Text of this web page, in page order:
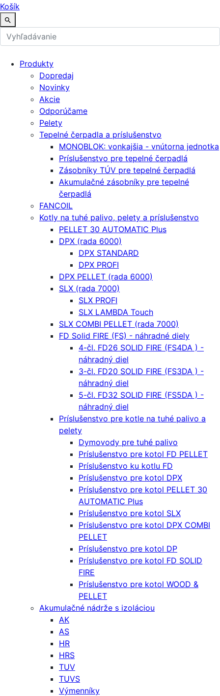
Košík
Produkty
Dopredaj
Novinky
Akcie
Odporúčame
Pelety
Tepelné čerpadla a príslušenstvo
MONOBLOK: vonkajšia - vnútorna jednotka
Príslušenstvo pre tepelné čerpadlá
Zásobníky TÚV pre tepelné čerpadlá
Akumulačné zásobníky pre tepelné
čerpadlá
FANCOIL
Kotly na tuhé palivo, pelety a príslušenstvo
PELLET 30 AUTOMATIC Plus
DPX (rada 6000)
DPX STANDARD
DPX PROFI
DPX PELLET (rada 6000)
SLX (rada 7000)
SLX PROFI
SLX LAMBDA Touch
SLX COMBI PELLET (rada 7000)
FD Solid FIRE (FS) - náhradné diely
4-čl. FD26 SOLID FIRE (FS4DA ) -
náhradný diel
3-čl. FD20 SOLID FIRE (FS3DA ) -
náhradný diel
5-čl. FD32 SOLID FIRE (FS5DA ) -
náhradný diel
Príslušenstvo pre kotle na tuhé palivo a
pelety
Dymovody pre tuhé palivo
Príslušenstvo pre kotol FD PELLET
Príslušenstvo ku kotlu FD
Príslušenstvo pre kotol DPX
Príslušenstvo pre kotol PELLET 30
AUTOMATIC Plus
Príslušenstvo pre kotol SLX
Príslušenstvo pre kotol DPX COMBI
PELLET
Príslušenstvo pre kotol DP
Príslušenstvo pre kotol FD SOLID
FIRE
Príslušenstvo pre kotol WOOD &
PELLET
Akumulačné nádrže s izoláciou
AK
AS
HR
HRS
TUV
TUVS
Výmenníky